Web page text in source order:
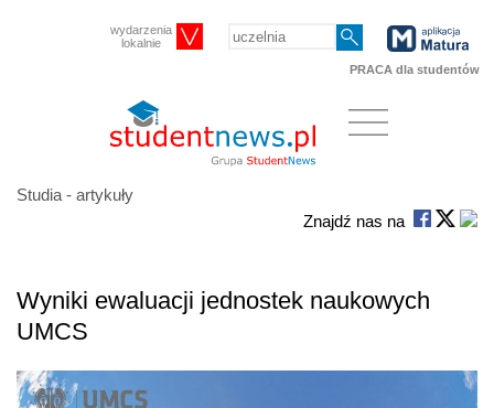
wydarzenia
lokalnie
PRACA dla studentów
Studia - artykuły
Znajdź nas na
Wyniki ewaluacji jednostek naukowych
UMCS